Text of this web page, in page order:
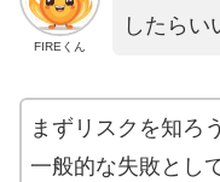
FIREくん
したらい
まずリスクを知ろう
一般的な失敗とし